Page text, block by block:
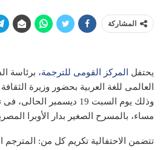
المشاركة
يحتفل المركز القومى للترجمة، برئاسة
العالمى للغة العربية بحضور وزيرة
وذلك يوم السبت 19 ديسمبر
مساء، بالمسرح الصغير بدار الأوبرا
تتضمن الاحتفالية تكريم كل من: المترجم